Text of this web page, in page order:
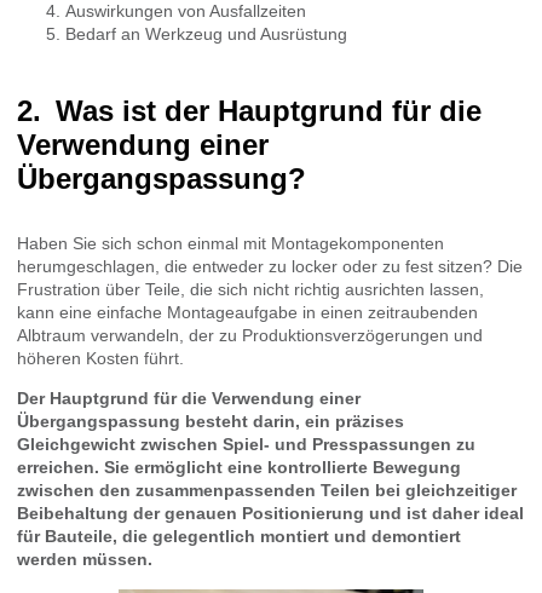
Auswirkungen von Ausfallzeiten
Bedarf an Werkzeug und Ausrüstung
Was ist der Hauptgrund für die
Verwendung einer
Übergangspassung?
Haben Sie sich schon einmal mit Montagekomponenten
herumgeschlagen, die entweder zu locker oder zu fest sitzen? Die
Frustration über Teile, die sich nicht richtig ausrichten lassen,
kann eine einfache Montageaufgabe in einen zeitraubenden
Albtraum verwandeln, der zu Produktionsverzögerungen und
höheren Kosten führt.
Der Hauptgrund für die Verwendung einer
Übergangspassung besteht darin, ein präzises
Gleichgewicht zwischen Spiel- und Presspassungen zu
erreichen. Sie ermöglicht eine kontrollierte Bewegung
zwischen den zusammenpassenden Teilen bei gleichzeitiger
Beibehaltung der genauen Positionierung und ist daher ideal
für Bauteile, die gelegentlich montiert und demontiert
werden müssen.